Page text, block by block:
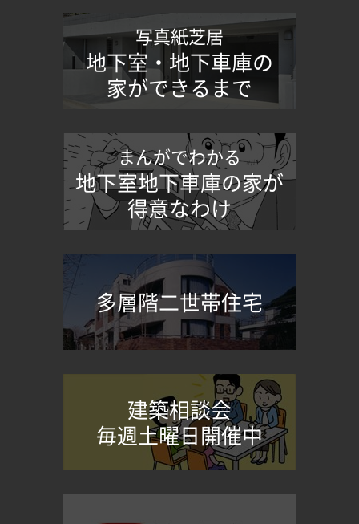
写真紙芝居
地下室・地下車庫の
家ができるまで
まんがでわかる
地下室地下車庫の家が
得意なわけ
多層階二世帯住宅
建築相談会
毎週土曜日開催中